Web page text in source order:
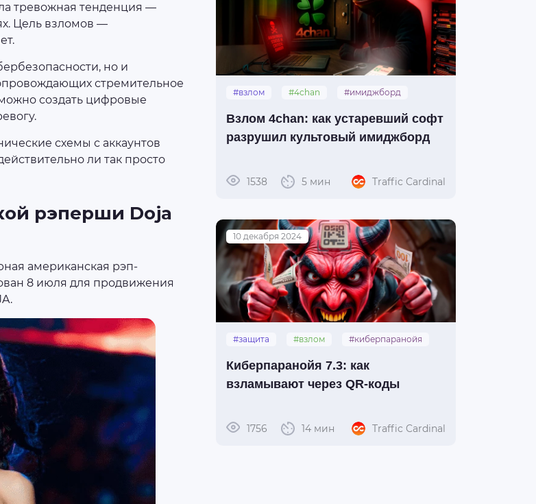
тревожная тенденция —
Цель взломов —
но и
стремительное
создать цифровые
схемы с аккаунтов
ли так просто
рэперши Doja
американская рэп-
8 июля для продвижения
#взлом #4chan #имиджборд
Взлом 4chan: как устаревший софт
разрушил культовый имиджборд
1538 5 мин Traffic Cardinal
10 декабря 2024
#защита #взлом
#киберпаранойя
Киберпаранойя 7.3: как
взламывают через QR-коды
1756 14 мин Traffic Cardinal